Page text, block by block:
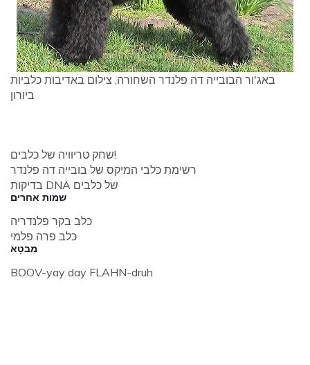
באג'ור הבובייה דה פלנדר השחורה, צילום באדיבות כלביות
ביורון
שחק טריוויה של כלבים!
רשימת כלבי המיקס של בובייה דה פלנדר
בדיקות DNA של כלבים
שמות אחרים
כלב בקר פלנדריה
כלב פרה פלמי
מִבטָא
BOOV-yay day FLAHN-druh